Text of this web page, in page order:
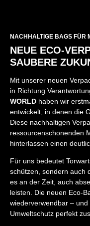
NACHHALTIGE BAGS FÜR
NEUE ECO-
SAUBERE
Mit unserer neuen
in Richtung
WORLD haben wir
entwickelt, in denen die
Diese nachhaltigen
ressourcenschonenden
hinterlassen einen
Für uns bedeutet
schützen, sondern auch
es an der Zeit, auch
leisten. Die neuen Eco-
wiederverwendbar –
Umweltschutz perfekt